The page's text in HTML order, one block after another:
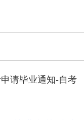
请毕业通知-自考